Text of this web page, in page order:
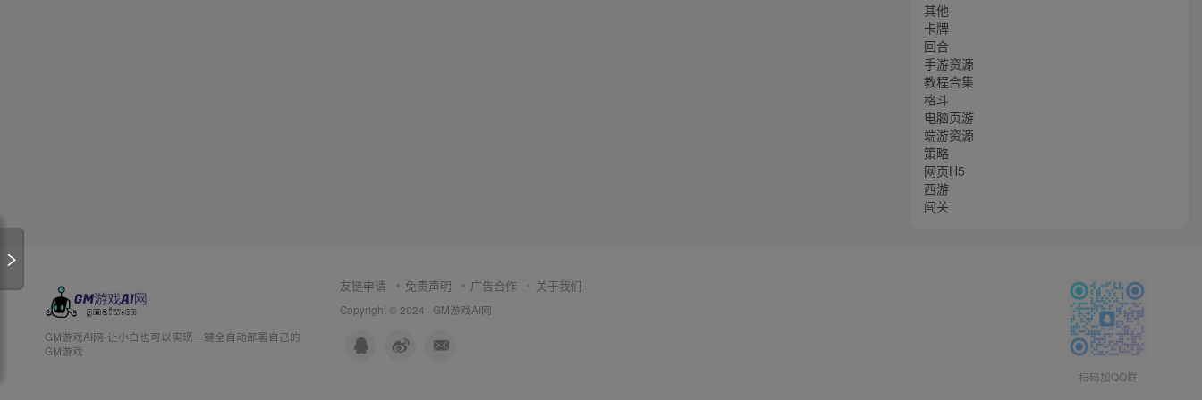
其他
卡牌
回合
手游资源
教程合集
格斗
电脑页游
端游资源
策略
网页H5
西游
闯关
GM游戏AI网-让小白也可以实现一键全自动部署自己的
GM游戏
友链申请 免责声明 广告合作 关于我们
Copyright © 2024 · GM游戏AI网
扫码加QQ群